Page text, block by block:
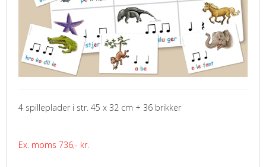
4 spilleplader i str. 45 x 32 cm + 36 brikker
Ex. moms 736,- kr.